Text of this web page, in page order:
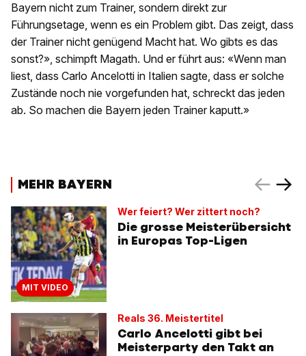
Bayern nicht zum Trainer, sondern direkt zur
Führungsetage, wenn es ein Problem gibt. Das zeigt, dass
der Trainer nicht genügend Macht hat. Wo gibts es das
sonst?», schimpft Magath. Und er führt aus: «Wenn man
liest, dass Carlo Ancelotti in Italien sagte, dass er solche
Zustände noch nie vorgefunden hat, schreckt das jeden
ab. So machen die Bayern jeden Trainer kaputt.»
MEHR BAYERN
MIT VIDEO
Wer feiert? Wer zittert noch?
Die grosse Meisterübersicht
in Europas Top-Ligen
Reals 36. Meistertitel
Carlo Ancelotti gibt bei
Meisterparty den Takt an